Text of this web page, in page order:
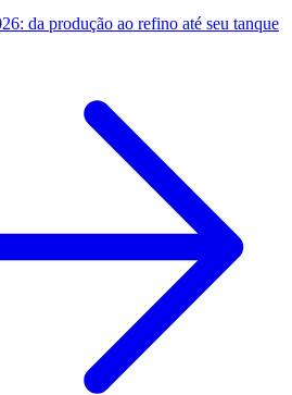
da produção ao refino até seu tanque